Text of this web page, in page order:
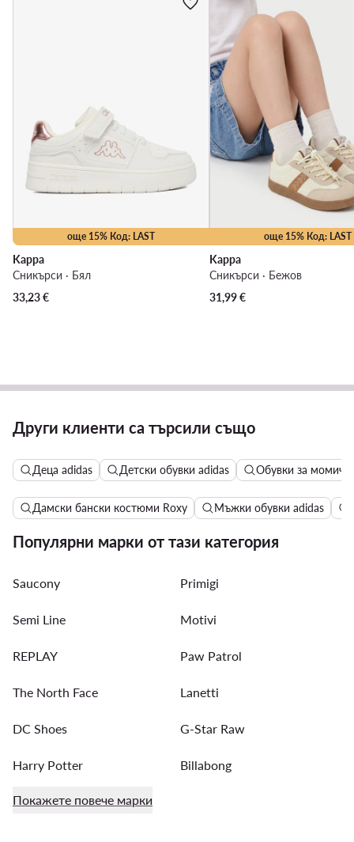
още 15% Код: LAST
Kappa
Сникърси · Бял
33,23€
още 15% Код: LAST
Kappa
Сникърси · Бежов
31,99€
Други клиенти са търсили също
Деца adidas Детски обувки adidas Обувки за
Дамски бански костюми Roxy Мъжки обувки adidas
Популярни марки от тази категория
Saucony Primigi
Semi Line Motivi
REPLAY Paw Patrol
The North Face Lanetti
DC Shoes G-Star Raw
Harry Potter Billabong
Покажете повече марки